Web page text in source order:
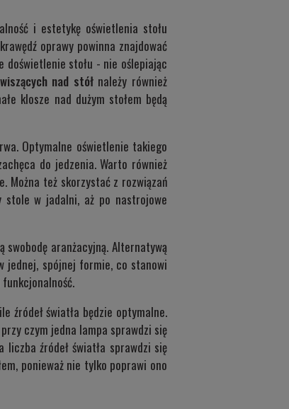
i estetykę oświetlenia stołu
oprawy powinna znajdować
doświetlenie stołu - nie oślepiając
nad stółnależy również
klosze nad dużym stołem będą
Optymalne oświetlenie takiego
do jedzenia. Warto również
Można też skorzystać z rozwiązań
stole w jadalni, aż po nastrojowe
swobodę aranżacyjną. Alternatywą
jednej, spójnej formie, co stanowi
źródeł światła będzie optymalne.
czym jedna lampa sprawdzi się
źródeł światła sprawdzi się
ponieważ nie tylko poprawi ono